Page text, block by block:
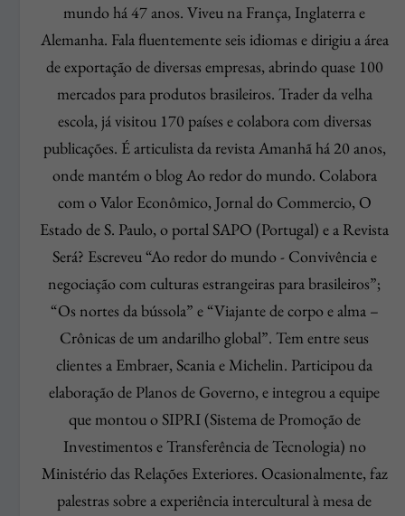
mundo há 47 anos. Viveu na França, Inglaterra e
Alemanha. Fala fluentemente seis idiomas e dirigiu a área
de exportação de diversas empresas, abrindo quase 100
mercados para produtos brasileiros. Trader da velha
escola, já visitou 170 países e colabora com diversas
publicações. É articulista da revista Amanhã há 20 anos,
onde mantém o blog Ao redor do mundo. Colabora
com o Valor Econômico, Jornal do Commercio, O
Estado de S. Paulo, o portal SAPO (Portugal) e a Revista
Será? Escreveu “Ao redor do mundo - Convivência e
negociação com culturas estrangeiras para brasileiros”;
“Os nortes da bússola” e “Viajante de corpo e alma –
Crônicas de um andarilho global”. Tem entre seus
clientes a Embraer, Scania e Michelin. Participou da
elaboração de Planos de Governo, e integrou a equipe
que montou o SIPRI (Sistema de Promoção de
Investimentos e Transferência de Tecnologia) no
Ministério das Relações Exteriores. Ocasionalmente, faz
palestras sobre a experiência intercultural à mesa de